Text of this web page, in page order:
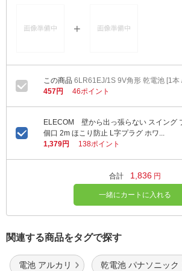
6LR61EJ/1S 9V角形 乾電池 [1本
457円
46ポイント
ELECOM 壁から出っ張らない スイング
個口 2m ほこり防止 L字プラグ ホワ...
1,379円
138ポイント
合計 1,836 円
一緒にカートに入れる
関連する商品をタグで探す
電池 アルカリ 乾電池 パナソニック